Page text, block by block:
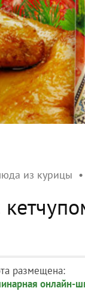
из курицы
размещена:
онлайн-